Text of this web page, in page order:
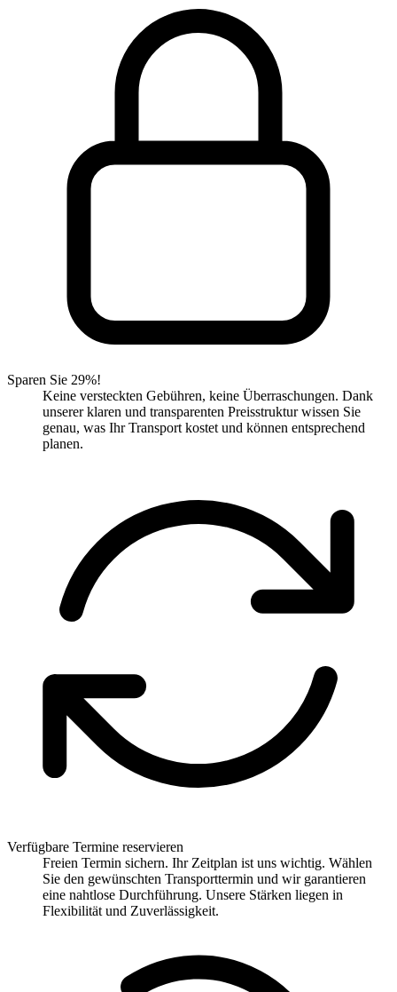
Sparen Sie 29%!
Keine versteckten Gebühren, keine Überraschungen. Dank
unserer klaren und transparenten Preisstruktur wissen Sie
genau, was Ihr Transport kostet und können entsprechend
planen.
Verfügbare Termine reservieren
Freien Termin sichern. Ihr Zeitplan ist uns wichtig. Wählen
Sie den gewünschten Transporttermin und wir garantieren
eine nahtlose Durchführung. Unsere Stärken liegen in
Flexibilität und Zuverlässigkeit.